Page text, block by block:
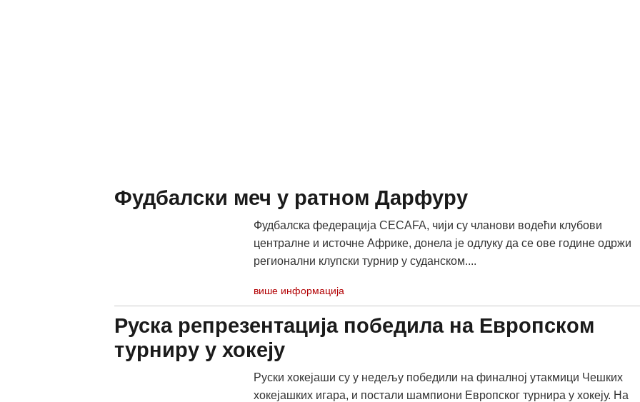
Фудбалски меч у ратном Дарфуру
Фудбалска федерација CECAFA, чији су чланови водећи клубови
централне и источне Африке, донела је одлуку да се ове године одржи
регионални клупски турнир у суданском....
више информација
Руска репрезентација победила на Европском
турниру у хокеју
Руски хокејаши су у недељу победили на финалној утакмици Чешких
хокејашких игара, и постали шампиони Европског турнира у хокеју. На